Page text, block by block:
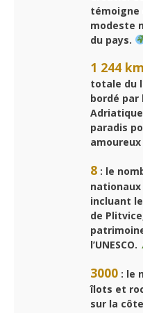
témoigne
modeste
du pays.
1 244 km
totale du
bordé par
paradis
8 : le
nationaux
incluant
de
l’UNESCO.
3000 : le
îlots et
sur la